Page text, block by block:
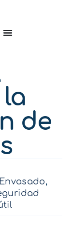
de
Envasado,